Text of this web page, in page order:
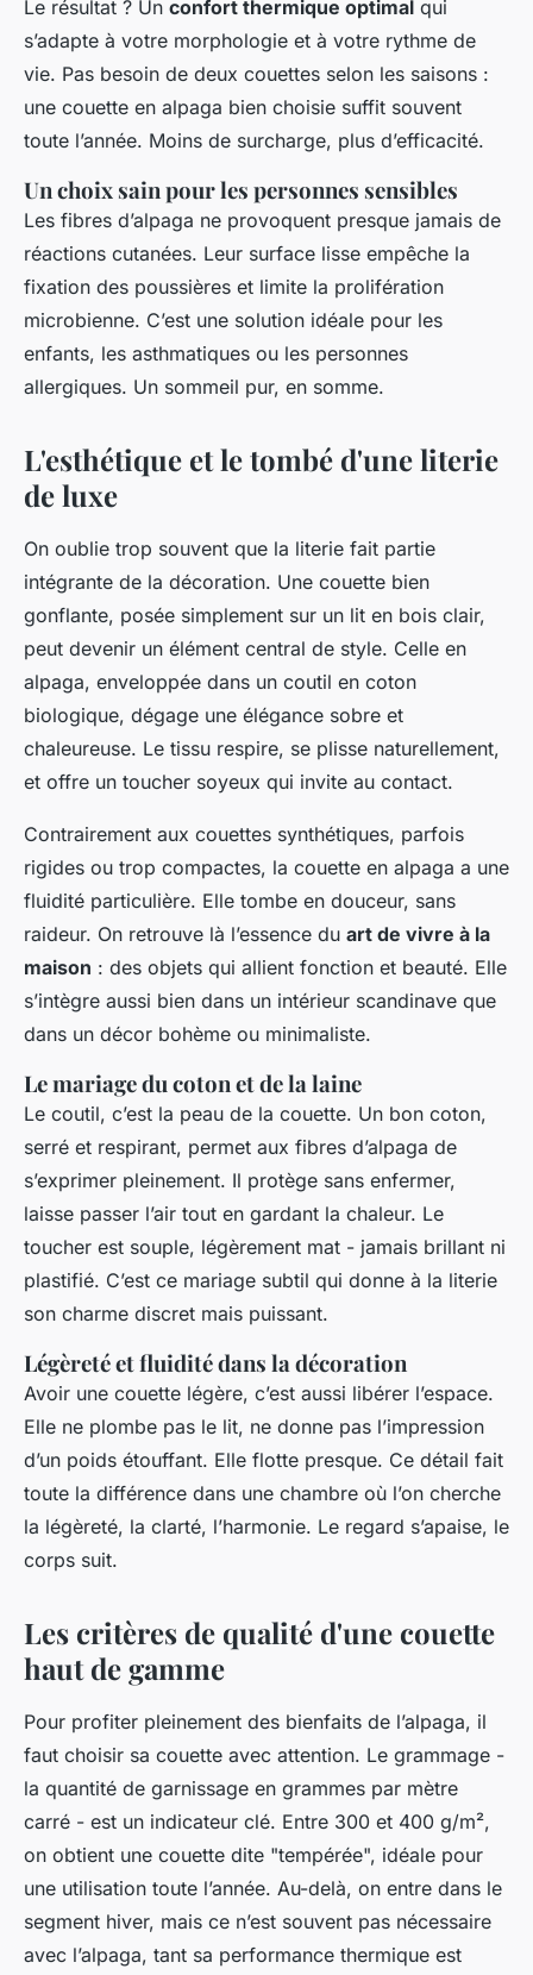
Le résultat ? Un confort thermique optimal qui
s’adapte à votre morphologie et à votre rythme de
vie. Pas besoin de deux couettes selon les saisons :
une couette en alpaga bien choisie suffit souvent
toute l’année. Moins de surcharge, plus d’efficacité.
Un choix sain pour les personnes sensibles
Les fibres d’alpaga ne provoquent presque jamais de
réactions cutanées. Leur surface lisse empêche la
fixation des poussières et limite la prolifération
microbienne. C’est une solution idéale pour les
enfants, les asthmatiques ou les personnes
allergiques. Un sommeil pur, en somme.
L'esthétique et le tombé d'une literie
de luxe
On oublie trop souvent que la literie fait partie
intégrante de la décoration. Une couette bien
gonflante, posée simplement sur un lit en bois clair,
peut devenir un élément central de style. Celle en
alpaga, enveloppée dans un coutil en coton
biologique, dégage une élégance sobre et
chaleureuse. Le tissu respire, se plisse naturellement,
et offre un toucher soyeux qui invite au contact.
Contrairement aux couettes synthétiques, parfois
rigides ou trop compactes, la couette en alpaga a une
fluidité particulière. Elle tombe en douceur, sans
raideur. On retrouve là l’essence du art de vivre à la
maison : des objets qui allient fonction et beauté. Elle
s’intègre aussi bien dans un intérieur scandinave que
dans un décor bohème ou minimaliste.
Le mariage du coton et de la laine
Le coutil, c’est la peau de la couette. Un bon coton,
serré et respirant, permet aux fibres d’alpaga de
s’exprimer pleinement. Il protège sans enfermer,
laisse passer l’air tout en gardant la chaleur. Le
toucher est souple, légèrement mat - jamais brillant ni
plastifié. C’est ce mariage subtil qui donne à la literie
son charme discret mais puissant.
Légèreté et fluidité dans la décoration
Avoir une couette légère, c’est aussi libérer l’espace.
Elle ne plombe pas le lit, ne donne pas l’impression
d’un poids étouffant. Elle flotte presque. Ce détail fait
toute la différence dans une chambre où l’on cherche
la légèreté, la clarté, l’harmonie. Le regard s’apaise, le
corps suit.
Les critères de qualité d'une couette
haut de gamme
Pour profiter pleinement des bienfaits de l’alpaga, il
faut choisir sa couette avec attention. Le grammage -
la quantité de garnissage en grammes par mètre
carré - est un indicateur clé. Entre 300 et 400 g/m²,
on obtient une couette dite "tempérée", idéale pour
une utilisation toute l’année. Au-delà, on entre dans le
segment hiver, mais ce n’est souvent pas nécessaire
avec l’alpaga, tant sa performance thermique est